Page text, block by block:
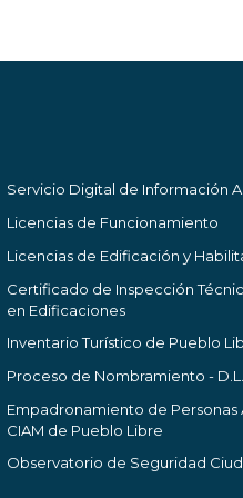
Servicio Digital de Información
Licencias de Funcionamiento
Licencias de Edificación y
Certificado de Inspección
en Edificaciones
Inventario Turístico de Pueblo
Proceso de Nombramiento - D.L.
Empadronamiento de Personas
CIAM de Pueblo Libre
Observatorio de Seguridad